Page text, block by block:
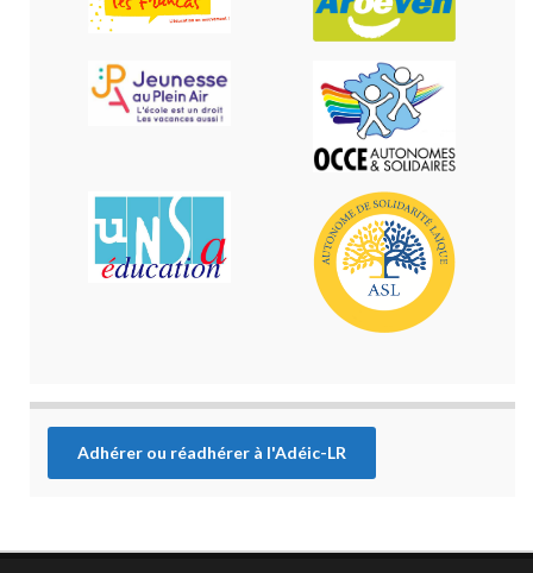
Adhérer ou réadhérer à l'Adéic-LR